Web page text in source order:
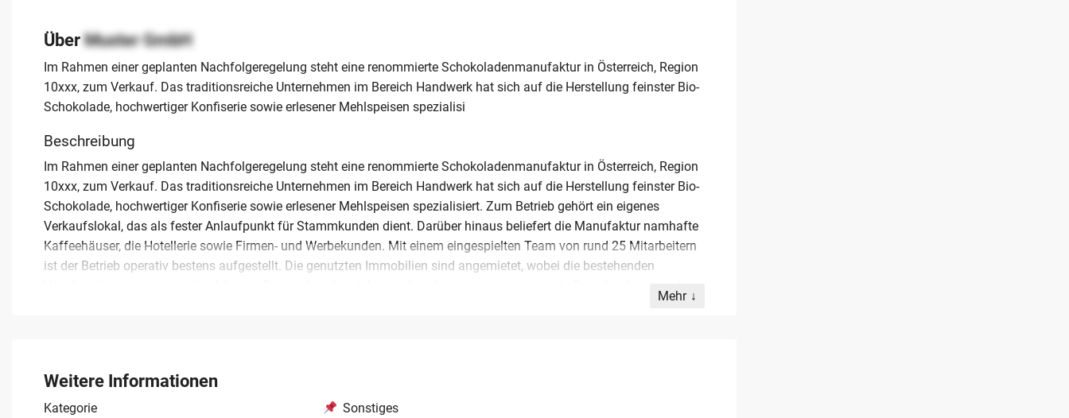
ÜberMuster GmbH
Im Rahmen einer geplanten Nachfolgeregelung steht eine renommierte Schokoladenmanufaktur in Österreich, Region
10xxx, zum Verkauf. Das traditionsreiche Unternehmen im Bereich Handwerk hat sich auf die Herstellung feinster Bio-
Schokolade, hochwertiger Konfiserie sowie erlesener Mehlspeisen spezialisi
Beschreibung
Im Rahmen einer geplanten Nachfolgeregelung steht eine renommierte Schokoladenmanufaktur in Österreich, Region
10xxx, zum Verkauf. Das traditionsreiche Unternehmen im Bereich Handwerk hat sich auf die Herstellung feinster Bio-
Schokolade, hochwertiger Konfiserie sowie erlesener Mehlspeisen spezialisiert. Zum Betrieb gehört ein eigenes
Verkaufslokal, das als fester Anlaufpunkt für Stammkunden dient. Darüber hinaus beliefert die Manufaktur namhafte
Kaffeehäuser, die Hotellerie sowie Firmen- und Werbekunden. Mit einem eingespielten Team von rund 25 Mitarbeitern
ist der Betrieb operativ bestens aufgestellt. Die genutzten Immobilien sind angemietet, wobei die bestehenden
Mehr
Weitere Informationen
Kategorie
Sonstiges